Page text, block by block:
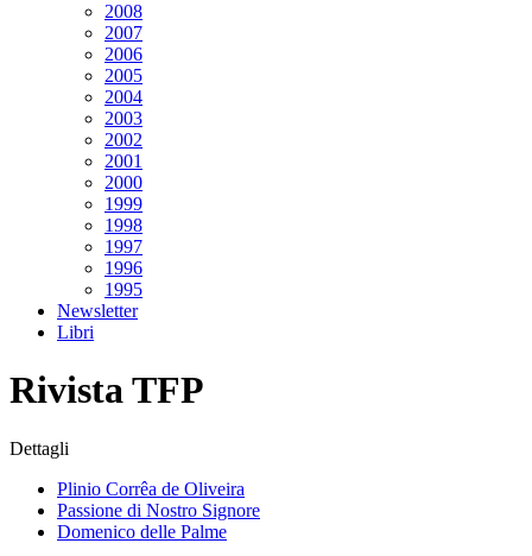
2008
2007
2006
2005
2004
2003
2002
2001
2000
1999
1998
1997
1996
1995
Newsletter
Libri
Rivista TFP
Dettagli
Plinio Corrêa de Oliveira
Passione di Nostro Signore
Domenico delle Palme